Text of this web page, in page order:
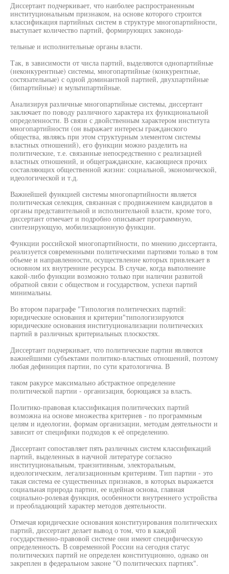
Диссертант подчеркивает, что наиболее распространенным
институциональным признаком, на основе которого строится
классификация партийных систем в структуре многопартийности,
выступает количество партий, формирующих законода-
тельные и исполнительные органы власти.
Так, в зависимости от числа партий, выделяются однопартийные
(неконкурентные) системы, многопартийные (конкурентные,
состязательные) с одной доминантной партией, двухпартийные
(бипартийные) и мультипартийные.
Анализируя различные многопартийные системы, диссертант
заключает по поводу различного характера их функциональной
определенности. В связи с двойственным характером института
многопартийности (он выражает интересы гражданского
общества, являясь при этом структурным элементом системы
властных отношений), его функции можно разделить на
политические, т.е. связанные непосредственно с реализацией
властных отношений, и общегражданские, касающиеся прочих
составляющих общественной жизни: социальной, экономической,
идеологической и т.д.
Важнейшей функцией системы многопартийности является
политическая селекция, связанная с продвижением кандидатов в
органы представительной и исполнительной власти, кроме того,
диссертант отмечает и подробно описывает программную,
синтезирующую, мобилизационную функции.
Функции российской многопартийности, по мнению диссертанта,
реализуется современными политическими партиями только в том
объеме и направленности, осуществление которых привлекает в
основном их внутренние ресурсы. В случае, когда выполнение
какой-либо функции возможно только при наличии развитой
обратной связи с обществом и государством, успехи партий
минимальны.
Во втором параграфе "Типология политических партий:
юридические основания и критерии"типологизируются
юридические основания институционализации политических
партий в различных критериальных плоскостях.
Диссертант подчеркивает, что политические партии являются
важнейшими субъектами политико-властных отношений, поэтому
любая дефиниция партии, по сути кратологична. В
таком ракурсе максимально абстрактное определение
политической партии - организация, борющаяся за власть.
Политико-правовая классификация политических партий
возможна на основе множества критериев - по программным
целям и идеологии, формам организации, методам деятельности и
зависит от специфики подходов к её определению.
Диссертант сопоставляет пять различных систем классификаций
партий, выделенных в научной литературе согласно
институциональным, транзитивным, электоральным,
идеологическим, легализационным критериям. Тип партии - это
такая система ее существенных признаков, в которых выражается
социальная природа партии, ее идейная основа, главная
социально-ролевая функция, особенности внутреннего устройства
и преобладающий характер методов деятельности.
Отмечая юридические основания конституирования политических
партий, диссертант делает вывод о том, что в каждой
государственно-правовой системе они имеют специфическую
определенность. В современной России на сегодня статус
политических партий не определен конституционно, однако он
закреплен в федеральном законе "О политических партиях".